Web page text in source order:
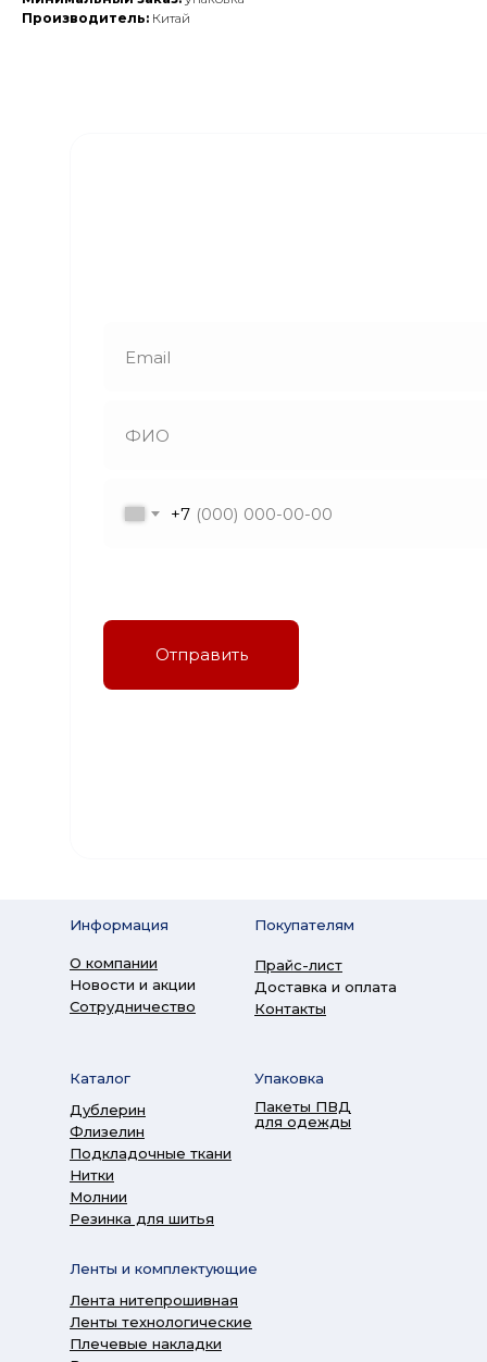
Производитель: Китай
+7
Отправить
Информация
О компании
Новости и акции
Сотрудничество
Покупателям
Прайс-лист
Доставка и оплата
Контакты
Каталог
Дублерин
Флизелин
Подкладочные ткани
Нитки
Молнии
Резинка для шитья
Ленты и комплектующие
Лента нитепрошивная
Ленты технологические
Плечевые накладки
Упаковка
Пакеты ПВД
для одежды